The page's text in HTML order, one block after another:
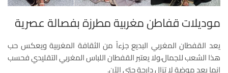
موديلات قفاطن مغربية مطرزة بفصالة عصرية
يعد القفطان المغربي البديع جزءاً من الثقافة المغربية ويعكس حب
هذا الشعب للجمال،ولا يعتبر القفطان اللباس المغربي التقليدي فحسب
إنما يعد موضة لا تزال دارجة حتى الآن.